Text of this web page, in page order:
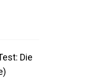
Die